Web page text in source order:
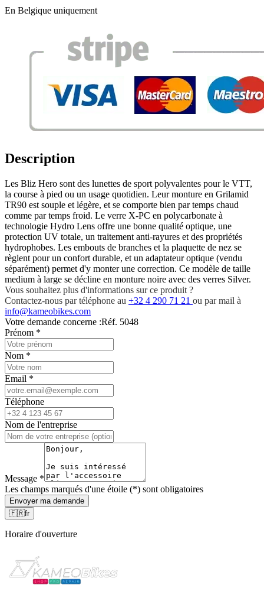
En Belgique uniquement
Description
Les Bliz Hero sont des lunettes de sport polyvalentes pour le VTT,
la course à pied ou un usage quotidien. Leur monture en Grilamid
TR90 est souple et légère, et se comporte bien par temps chaud
comme par temps froid. Le verre X-PC en polycarbonate à
technologie Hydro Lens offre une bonne qualité optique, une
protection UV totale, un traitement anti-rayures et des propriétés
hydrophobes. Les embouts de branches et la plaquette de nez se
règlent pour un confort durable, et un adaptateur optique (vendu
séparément) permet d'y monter une correction. Ce modèle de taille
medium à large se décline en monture noire avec des verres Silver.
Vous souhaitez plus d'informations sur ce produit ?
Contactez-nous par téléphone au +32 4 290 71 21 ou par mail à
info@kameobikes.com
Votre demande concerne :Réf. 5048
Prénom *
Nom *
Email *
Téléphone
Nom de l'entreprise
Message *
Les champs marqués d'une étoile (*) sont obligatoires
Envoyer ma demande
🇫🇷fr
Horaire d'ouverture